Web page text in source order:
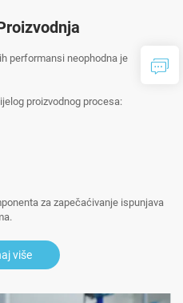
performansi neophodna je
proizvodnog procesa:
za zapečaćivanje ispunjava
više